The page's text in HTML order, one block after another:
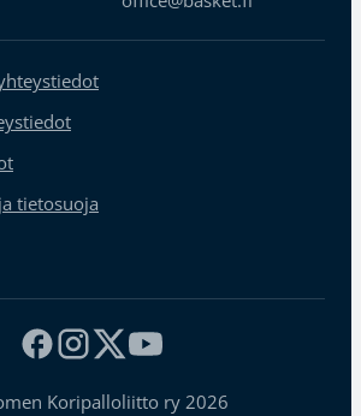
tietosuoja
Koripalloliitto ry 2026